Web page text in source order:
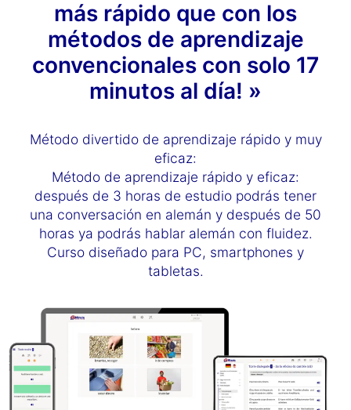
más rápido que con los
métodos de aprendizaje
convencionales con solo 17
minutos al día! »
Método divertido de aprendizaje rápido y muy
eficaz:
Método de aprendizaje rápido y eficaz:
después de 3 horas de estudio podrás tener
una conversación en alemán y después de 50
horas ya podrás hablar alemán con fluidez.
Curso diseñado para PC, smartphones y
tabletas.